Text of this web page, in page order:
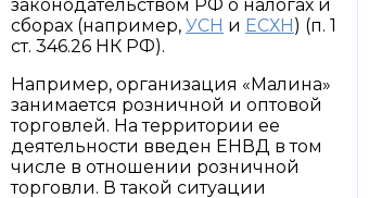
законодательством РФ о налогах и
сборах (например, УСН и ЕСХН) (п. 1
ст. 346.26 НК РФ).
Например, организация «Малина»
занимается розничной и оптовой
торговлей. На территории ее
деятельности введен ЕНВД в том
числе в отношении розничной
торговли. В такой ситуации